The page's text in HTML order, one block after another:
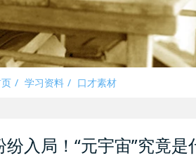
学习资料 口才素材
纷入局！“元宇宙”究竟是